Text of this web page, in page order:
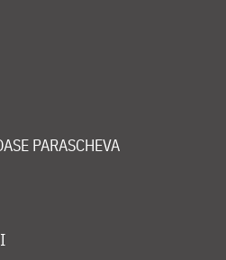
PARASCHEVA